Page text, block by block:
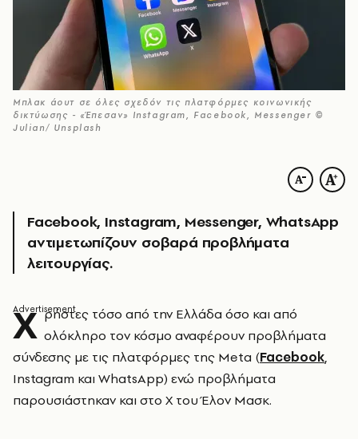
Μπλακ άουτ σε όλες σχεδόν τις πλατφόρμες κοινωνικής
δικτύωσης - «Έπεσαν» Instagram, Facebook, Messenger ©
Julian/ Unsplash
Facebook, Instagram, Messenger, WhatsApp
αντιμετωπίζουν σοβαρά προβλήματα
λειτουργίας.
Χ ρήστες τόσο από την Ελλάδα όσο και από
ολόκληρο τον κόσμο αναφέρουν προβλήματα
σύνδεσης με τις πλατφόρμες της Metα (Facebook,
Instagram και WhatsApp) ενώ προβλήματα
παρουσιάστηκαν και στο Χ του Έλον Μασκ.